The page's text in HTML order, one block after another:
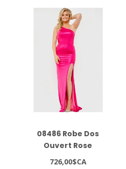
08486 Robe Dos
Ouvert Rose
Flamboyant
726,00$CA